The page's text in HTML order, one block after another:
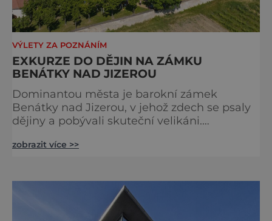
VÝLETY ZA POZNÁNÍM
EXKURZE DO DĚJIN NA ZÁMKU
BENÁTKY NAD JIZEROU
Dominantou města je barokní zámek
Benátky nad Jizerou, v jehož zdech se psaly
dějiny a pobývali skuteční velikáni.
tu prováděl svá slavná astronomická měření
spolupráci s jeho přítelem, slavným Janem
Keplerem. Tímto historickým setkáním je
inspirována i zážitková mobilní detek
zobrazit více >>